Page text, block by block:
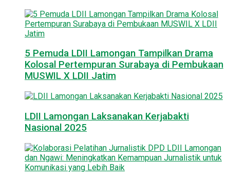
5 Pemuda LDII Lamongan Tampilkan Drama
Kolosal Pertempuran Surabaya di Pembukaan
MUSWIL X LDII Jatim
LDII Lamongan Laksanakan Kerjabakti
Nasional 2025